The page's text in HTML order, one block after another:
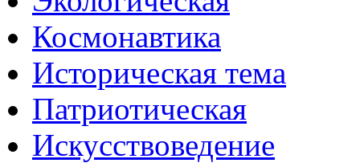
Космонавтика
Историческая тема
Патриотическая
Искусствоведение